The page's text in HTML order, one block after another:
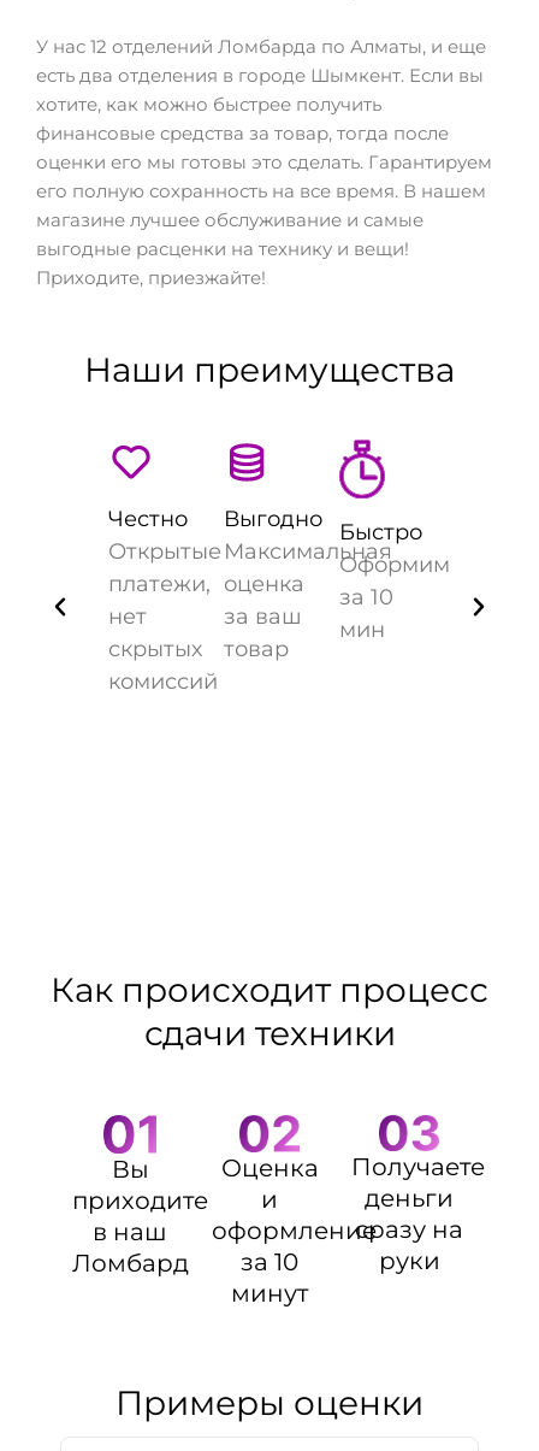
У нас 12 отделений Ломбарда по Алматы, и еще
есть два отделения в городе Шымкент. Если вы
хотите, как можно быстрее получить
финансовые средства за товар, тогда после
оценки его мы готовы это сделать. Гарантируем
его полную сохранность на все время. В нашем
магазине лучшее обслуживание и самые
выгодные расценки на технику и вещи!
Приходите, приезжайте!
Наши преимущества
Честно
Открытые
платежи,
нет
скрытых
комиссий
Выгодно
Максимальная
оценка
за ваш
товар
Быстро
Оформим
за 10
мин
Как происходит процесс
сдачи техники
Вы
приходите
в наш
Ломбард
Оценка
и
оформление
за 10
минут
Получаете
деньги
сразу на
руки
Примеры оценки